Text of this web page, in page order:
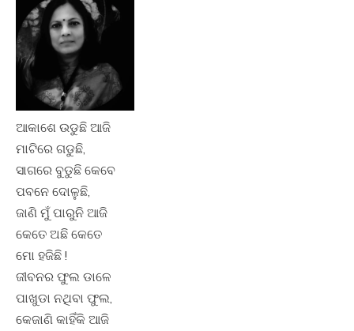
ଆକାଶେ ଉଡୁଛି ଆଜି
ମାଟିରେ ଗଡୁଛି,
ସାଗରେ ବୁଡୁଛି କେବେ
ପବନେ ଦୋଳୁଛି,
ଜାଣି ମୁଁ ପାରୁନି ଆଜି
କେତେ ଅଛି କେତେ
ମୋ ହଜିଛି !
ଜୀବନର ଫୁଲ ଡାଳେ
ପାଖୁଡା ନଥିବା ଫୁଲ,
କେଜାଣି କାହିଁକି ଆଜି